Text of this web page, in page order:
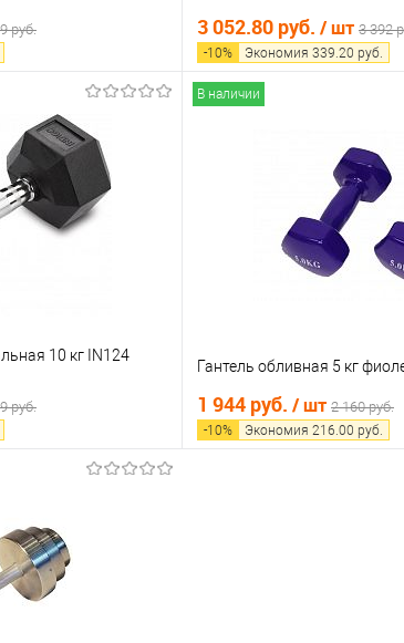
руб.
Сравнение
В наличии
3 052.80 руб. / шт 3 392
-10% Экономия 339.20 руб.
10 кг IN124
руб.
Сравнение
В наличии
В наличии
Гантель обливная 5 кг
1 944 руб. / шт 2 160 руб.
-10% Экономия 216.00 руб.